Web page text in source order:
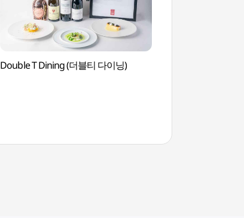
Double T Dining (더블티 다이닝)